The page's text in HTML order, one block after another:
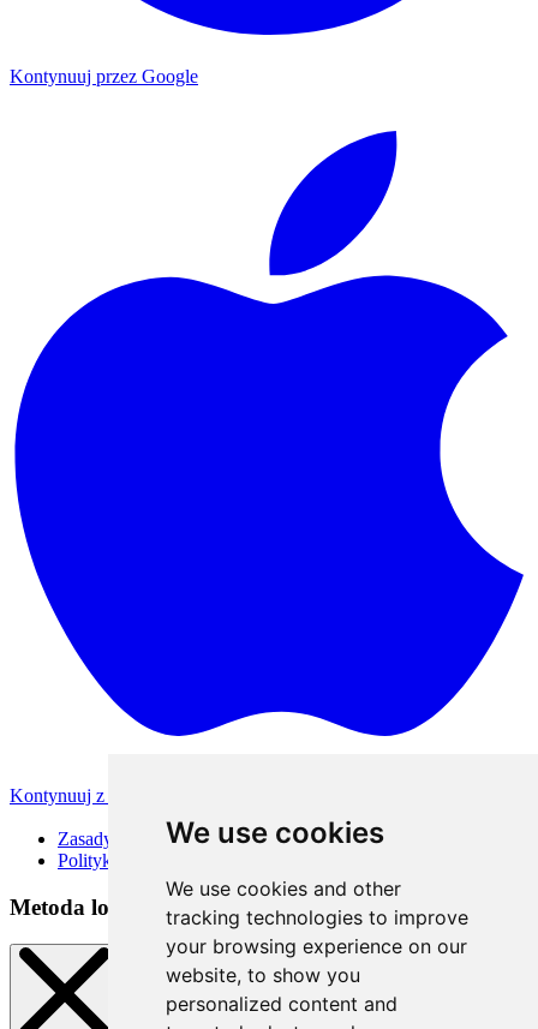
We use cookies
We use cookies and other
tracking technologies to improve
your browsing experience on our
website, to show you
personalized content and
Kontynuuj przez Google
Kontynuuj z Apple
Zasady korzystania
Polityka Prywatności
Metoda logowania